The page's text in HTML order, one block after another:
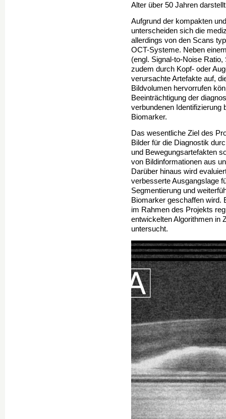
Alter über 50 Jahren
Aufgrund der kompakten
unterscheiden sich die
allerdings von den Scans
OCT-Systeme. Neben
(engl. Signal-to-Noise
zudem durch Kopf- oder
verursachte Artefakte auf,
Bildvolumen hervorrufen
Beeinträchtigung der
verbundenen Identifizierung
Biomarker.
Das wesentliche Ziel des
Bilder für die Diagnostik
und Bewegungsartefakten
von Bildinformationen aus
Darüber hinaus wird
verbesserte Ausgangslage
Segmentierung und
Biomarker geschaffen wird.
im Rahmen des Projekts
entwickelten Algorithmen in
untersucht.